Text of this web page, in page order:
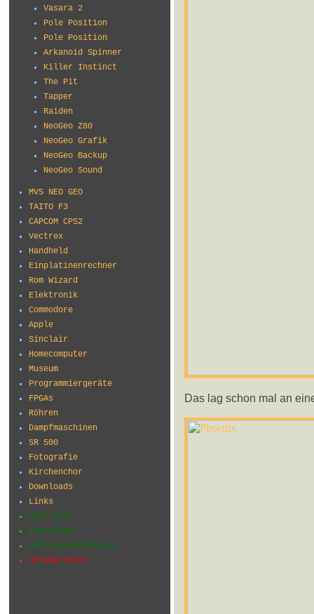
Vasara 2
Pole Position
Pole Position
Arkanoid Spinner
Killer Instinct
The Pit
Tapper
Raiden
NeoGeo Z80
NeoGeo Grafik
NeoGeo Backup
NeoGeo Sound
MVS NEO GEO
TAITO F3
CAPCOM CPS2
Vectrex
Handheld
Einplatinenrechner
Rom Wizard
Elektronik
Commodore
Apple
Sinclair
Homecomputer
Museum
Programmiergeräte
FPGAs
Röhren
Dampfmaschinen
SR 500
Fotografie
Kirchenchor
Downloads
Links
Über mich
Impressum
Haftungsausschluss
Urheberrecht
Das lag schon mal an